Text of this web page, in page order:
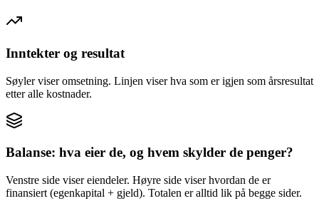
Inntekter og resultat
Søyler viser omsetning. Linjen viser hva som er igjen som årsresultat
etter alle kostnader.
Balanse: hva eier de, og hvem skylder de penger?
Venstre side viser eiendeler. Høyre side viser hvordan de er
finansiert (egenkapital + gjeld). Totalen er alltid lik på begge sider.